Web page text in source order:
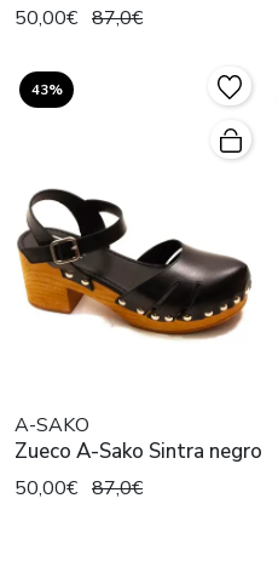
50,00€ 87,0€
43%
A-SAKO
Zueco A-Sako Sintra negro
50,00€ 87,0€